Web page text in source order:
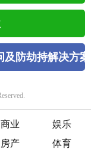
商业
娱乐
房产
体育